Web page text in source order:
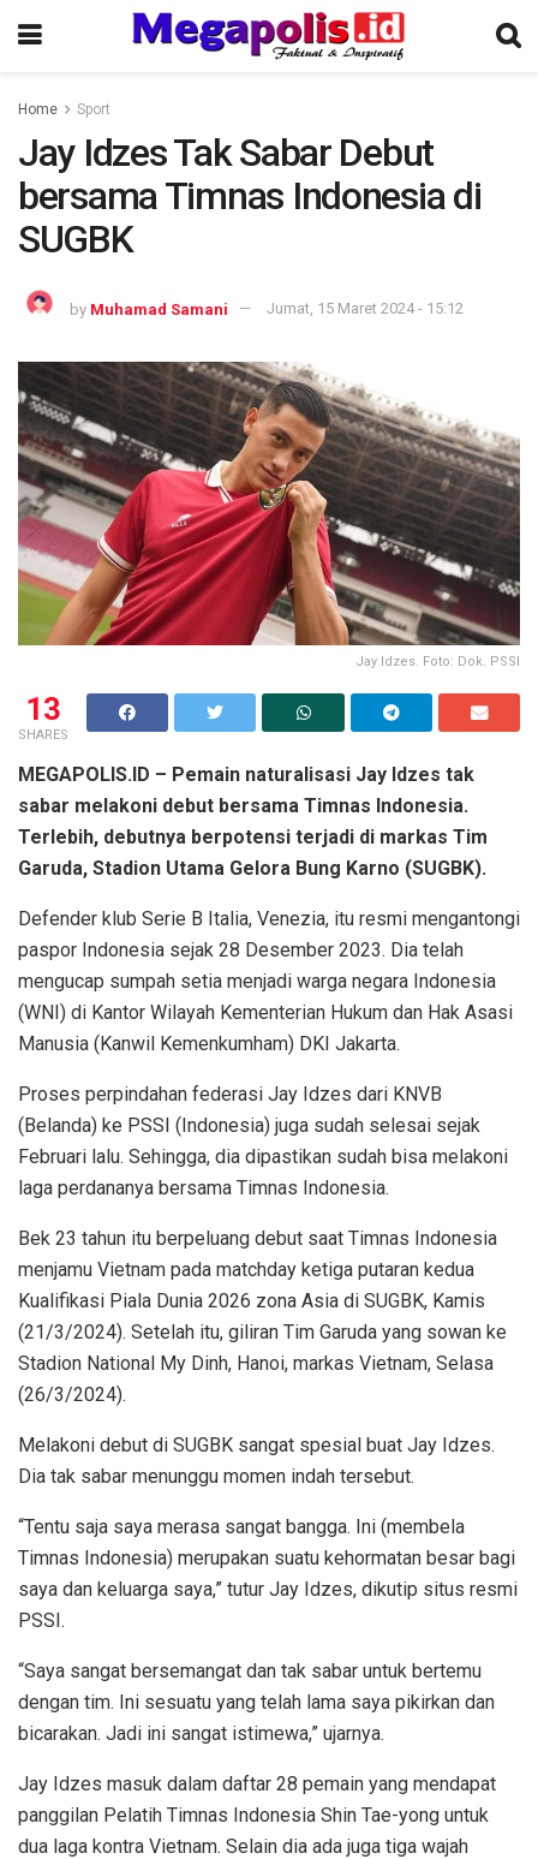
Home Sport
Jay Idzes Tak Sabar Debut
bersama Timnas Indonesia di
SUGBK
by Muhamad Samani Jumat, 15 Maret 2024 - 15:12
Jay Idzes. Foto: Dok. PSSI
13
SHARES
MEGAPOLIS.ID – Pemain naturalisasi Jay Idzes tak
sabar melakoni debut bersama Timnas Indonesia.
Terlebih, debutnya berpotensi terjadi di markas Tim
Garuda, Stadion Utama Gelora Bung Karno (SUGBK).
Defender klub Serie B Italia, Venezia, itu resmi mengantongi
paspor Indonesia sejak 28 Desember 2023. Dia telah
mengucap sumpah setia menjadi warga negara Indonesia
(WNI) di Kantor Wilayah Kementerian Hukum dan Hak Asasi
Manusia (Kanwil Kemenkumham) DKI Jakarta.
Proses perpindahan federasi Jay Idzes dari KNVB
(Belanda) ke PSSI (Indonesia) juga sudah selesai sejak
Februari lalu. Sehingga, dia dipastikan sudah bisa melakoni
laga perdananya bersama Timnas Indonesia.
Bek 23 tahun itu berpeluang debut saat Timnas Indonesia
menjamu Vietnam pada matchday ketiga putaran kedua
Kualifikasi Piala Dunia 2026 zona Asia di SUGBK, Kamis
(21/3/2024). Setelah itu, giliran Tim Garuda yang sowan ke
Stadion National My Dinh, Hanoi, markas Vietnam, Selasa
(26/3/2024).
Melakoni debut di SUGBK sangat spesial buat Jay Idzes.
Dia tak sabar menunggu momen indah tersebut.
“Tentu saja saya merasa sangat bangga. Ini (membela
Timnas Indonesia) merupakan suatu kehormatan besar bagi
saya dan keluarga saya,” tutur Jay Idzes, dikutip situs resmi
PSSI.
“Saya sangat bersemangat dan tak sabar untuk bertemu
dengan tim. Ini sesuatu yang telah lama saya pikirkan dan
bicarakan. Jadi ini sangat istimewa,” ujarnya.
Jay Idzes masuk dalam daftar 28 pemain yang mendapat
panggilan Pelatih Timnas Indonesia Shin Tae-yong untuk
dua laga kontra Vietnam. Selain dia ada juga tiga wajah